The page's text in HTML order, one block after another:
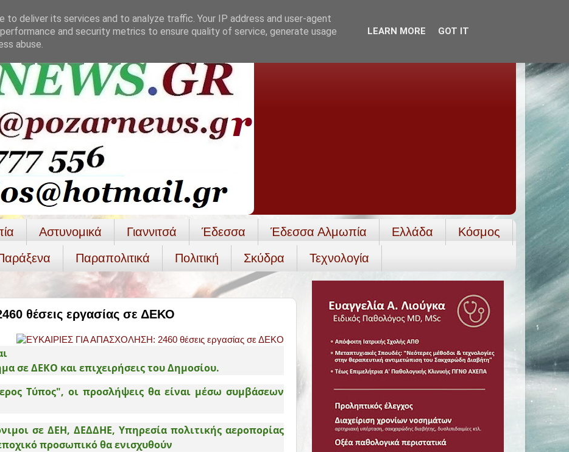
Αστυνομικά Γιαννιτσά Έδεσσα Έδεσσα Αλμωπία Ελλάδα
Κόσμος
Παραπολιτικά Πολιτική Σκύδρα Τεχνολογία
θέσεις εργασίας σε ΔΕΚΟ
σε ΔΕΚΟ και επιχειρήσεις του Δημοσίου.
Τύπος", οι προσλήψεις θα είναι μέσω συμβάσεων
σε ΔΕΗ, ΔΕΔΔΗΕ, Υπηρεσία πολιτικής αεροπορίας
προσωπικό θα ενισχυθούν
to deliver its services and to analyze traffic. Your IP address and user-agent
and security metrics to ensure quality of service, generate usage
abuse.
LEARN MORE GOT IT